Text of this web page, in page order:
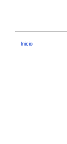
Inicio